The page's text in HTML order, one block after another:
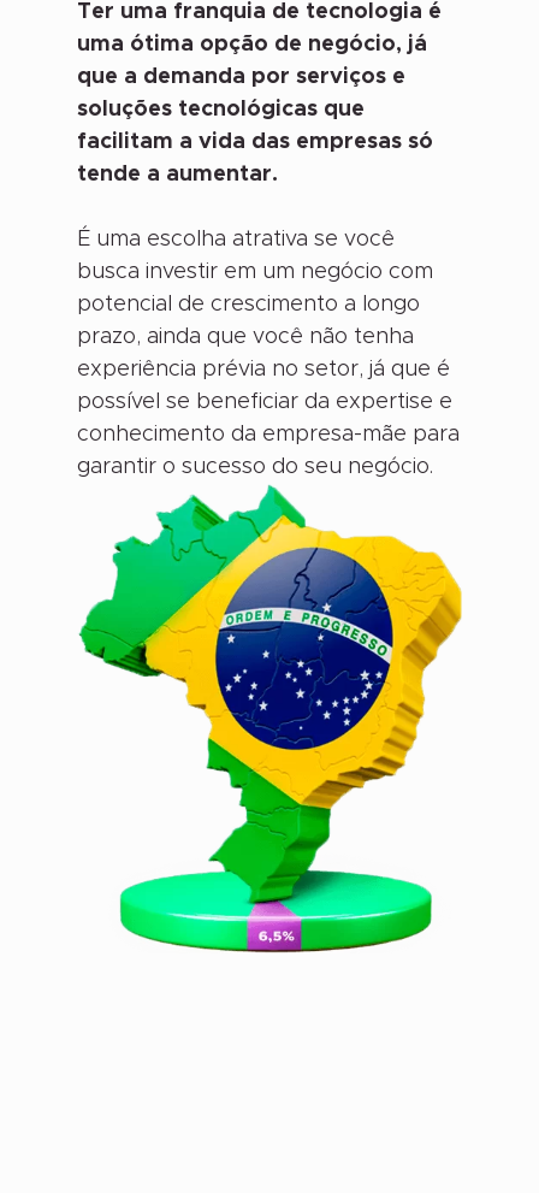
Ter uma franquia de tecnologia é
uma ótima opção de negócio, já
que a demanda por serviços e
soluções tecnológicas que
facilitam a vida das empresas só
tende a aumentar.
É uma escolha atrativa se você
busca investir em um negócio com
potencial de crescimento a longo
prazo, ainda que você não tenha
experiência prévia no setor, já que é
possível se beneficiar da expertise e
conhecimento da empresa-mãe para
garantir o sucesso do seu negócio.